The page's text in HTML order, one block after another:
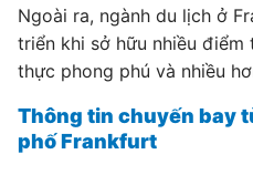
Ngoài ra, ngành du lịch ở
triển khi sở hữu nhiều điểm
thực phong phú và nhiều
Thông tin chuyến bay
phố Frankfurt